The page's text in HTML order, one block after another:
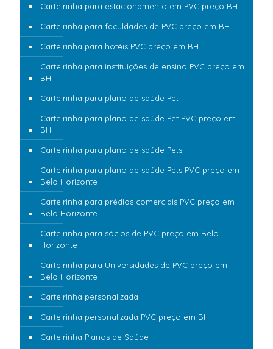
Carteirinha para estacionamento em PVC preço BH
Carteirinha para faculdades de PVC preço em BH
Carteirinha para hotéis PVC preço em BH
Carteirinha para instituições de ensino PVC preço em
BH
Carteirinha para plano de saúde Pet
Carteirinha para plano de saúde Pet PVC preço em
BH
Carteirinha para plano de saúde Pets
Carteirinha para plano de saúde Pets PVC preço em
Belo Horizonte
Carteirinha para prédios comerciais PVC preço em
Belo Horizonte
Carteirinha para sócios de PVC preço em Belo
Horizonte
Carteirinha para Universidades de PVC preço em
Belo Horizonte
Carteirinha personalizada
Carteirinha personalizada PVC preço em BH
Carteirinha Planos de Saúde